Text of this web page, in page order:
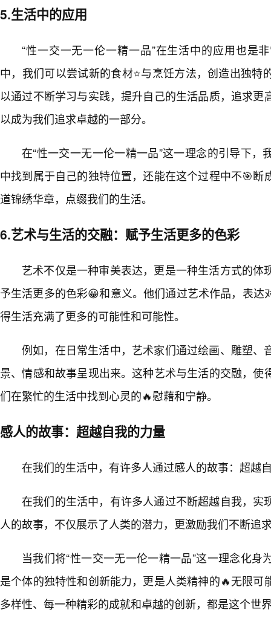
5.生活中的应用
“性一交一无一伦一精一品”在生活中的应用也是
中，我们可以尝试新的食材⭐与烹饪方法，创造出独特
以通过不断学习与实践，提升自己的生活品质，追求更
以成为我们追求卓越的一部分。
在“性一交一无一伦一精一品”这一理念的引导下，
中找到属于自己的独特位置，还能在这个过程中不🎯断
道锦绣华章，点缀我们的生活。
6.艺术与生活的交融：赋予生活更多的色彩
艺术不仅是一种审美表达，更是一种生活方式的体
予生活更多的色彩😀和意义。他们通过艺术作品，表达
得生活充满了更多的可能性和可能性。
例如，在日常生活中，艺术家们通过绘画、雕塑、
景、情感和故事呈现出来。这种艺术与生活的交融，使
们在繁忙的生活中找到心灵的🔥慰藉和宁静。
感人的故事：超越自我的力量
在我们的生活中，有许多人通过感人的故事：超越
在我们的生活中，有许多人通过不断超越自我，实
人的故事，不仅展示了人类的潜力，更激励我们不断追
当我们将“性一交一无一伦一精一品”这一理念化
是个体的独特性和创新能力，更是人类精神的🔥无限可
多样性、每一种精彩的成就和卓越的创新，都是这个世